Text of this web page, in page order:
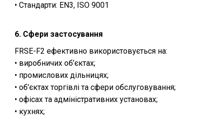
• Стандарти: EN3, ISO 9001
6. Сфери застосування
FRSE-F2 ефективно використовується на:
• виробничих об’єктах;
• промислових дільницях;
• об’єктах торгівлі та сфери обслуговування;
• офісах та адміністративних установах;
• кухнях;